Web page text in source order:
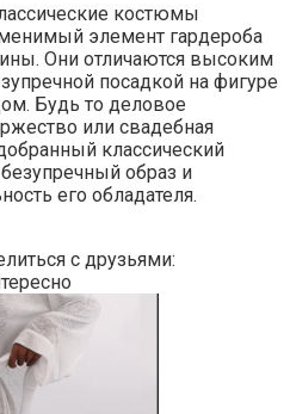
костюмы
элемент гардероба
Они отличаются высоким
посадкой на фигуре
Будь то деловое
или свадебная
классический
образ и
его обладателя.
с друзьями: